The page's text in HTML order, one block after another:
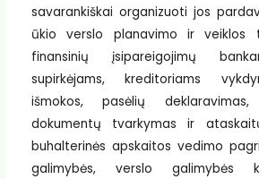
savarankiškai organizuoti jos
ūkio verslo planavimo ir veiklos
finansinių įsipareigojimų
supirkėjams, kreditoriams
išmokos, pasėlių
dokumentų tvarkymas ir
buhalterinės apskaitos vedimo
galimybės, verslo galimybės